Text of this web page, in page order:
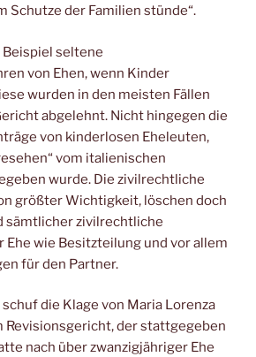
Schutze der Familien stünde“.
seltene
von Ehen, wenn Kinder
wurden in den meisten Fällen
abgelehnt. Nicht hingegen die
von kinderlosen Eheleuten,
vom italienischen
wurde. Die zivilrechtliche
größter Wichtigkeit, löschen doch
sämtlicher zivilrechtliche
Ehe wie Besitzteilung und vor allem
für den Partner.
die Klage von Maria Lorenza
Revisionsgericht, der stattgegeben
nach über zwanzigjähriger Ehe